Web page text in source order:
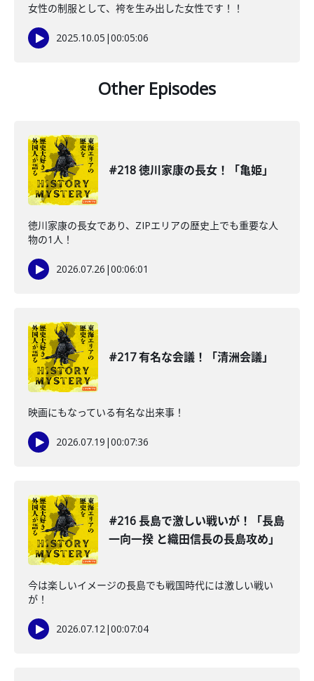
女性の制服として、袴を生み出した女性です！！
2025.10.05 |00:05:06
Other Episodes
#218 徳川家康の長女！「亀姫」
徳川家康の長女であり、ZIPエリアの歴史上でも重要な人
物の1人！
2026.07.26 |00:06:01
#217 有名な会議！「清洲会議」
映画にもなっている有名な出来事！
2026.07.19 |00:07:36
#216 長島で激しい戦いが！「長島
一向一揆 と織田信長の長島攻め」
今は楽しいイメージの長島でも戦国時代には激しい戦い
が！
2026.07.12|00:07:04